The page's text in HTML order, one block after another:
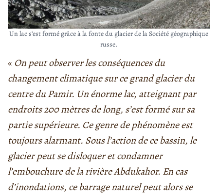
Un lac s’est formé grâce à la fonte du glacier de la Société géographique
russe.
« On peut observer les conséquences du
changement climatique sur ce grand glacier du
centre du Pamir. Un énorme lac, atteignant par
endroits 200 mètres de long, s’est formé sur sa
partie supérieure. Ce genre de phénomène est
toujours alarmant. Sous l’action de ce bassin, le
glacier peut se disloquer et condamner
l’embouchure de la rivière Abdukahor. En cas
d’inondations, ce barrage naturel peut alors se